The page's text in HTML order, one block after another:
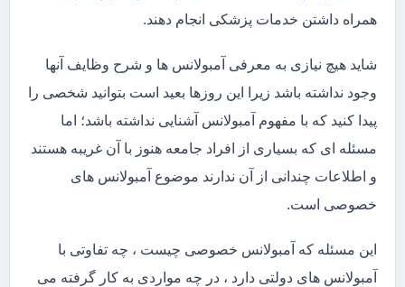
همراه داشتن خدمات پزشکی انجام دهند.
شاید هیچ نیازی به معرفی آمبولانس ها و شرح وظایف آنها
وجود نداشته باشد زیرا این روزها بعید است بتوانید شخصی را
پیدا کنید که با مفهوم آمبولانس آشنایی نداشته باشد؛ اما
مسئله ای که بسیاری از افراد جامعه هنوز با آن غریبه هستند
و اطلاعات چندانی از آن ندارند موضوع آمبولانس های
خصوصی است.
این مسئله که آمبولانس خصوصی چیست ، چه تفاوتی با
آمبولانس های دولتی دارد ، در چه مواردی به کار گرفته می